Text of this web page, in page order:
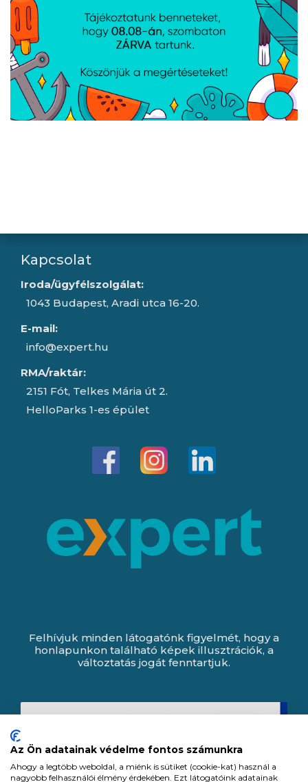
Hallásvédelmi tájékoztató
Süti (cookie) tájékoztató
Házhozszállítási lehetőségek
Céginformáció
Nyitvatartás
Kapcsolat
Iroda/ügyfélszolgálat:
1043 Budapest, Aradi utca 16-20.
E-mail:
info@expert.hu
RMA/raktár:
2151 Fót, Telkes Mária út 2.
HelloParks 1-es épület
Felhívjuk minden látogatónk figyelmét, hogy a
honlapunkon található képek illusztrációk, a
változtatás jogát fenntartjuk.
Az Ön adatainak védelme fontos számunkra
Ahogy a legtöbb weboldal, a miénk is sütiket (cookie-kat) használ a
nagyobb felhasználói élmény érdekében. Ezt látogatóink adatainak